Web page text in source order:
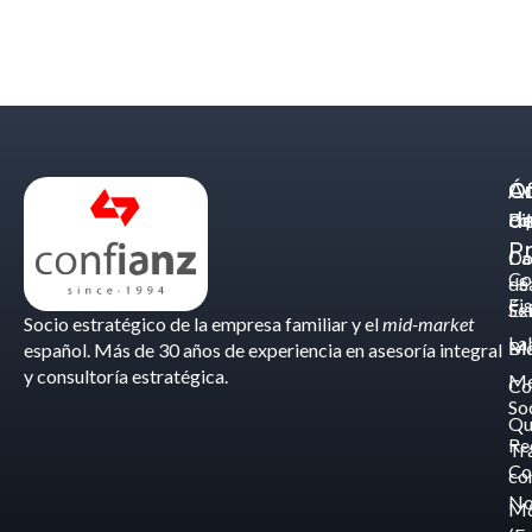
Socio estratégico de la empresa familiar y elmid-market
español. Más de 30 años de experiencia en asesoría integral
y consultoría estratégica.
de
-